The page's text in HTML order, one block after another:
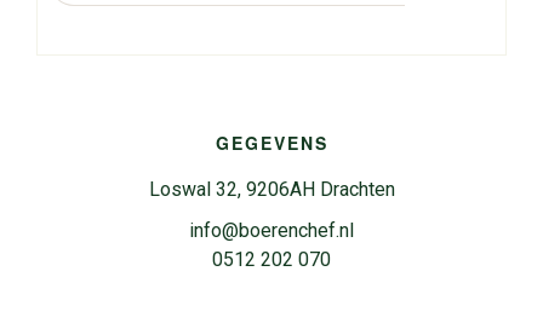
GEGEVENS
Loswal 32, 9206AH Drachten
info@boerenchef.nl
0512 202 070